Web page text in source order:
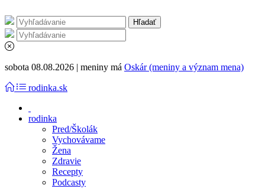
sobota 08.08.2026 | meniny má Oskár (meniny a význam mena)
rodinka.sk
rodinka
Pred/Školák
Vychovávame
Žena
Zdravie
Recepty
Podcasty